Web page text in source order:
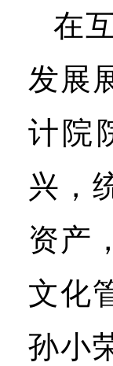
在
发展
计院
兴，
资产
文化
孙小